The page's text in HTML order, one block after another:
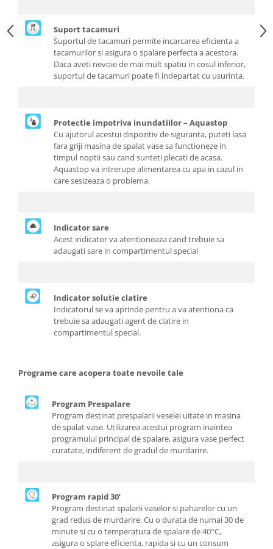
Suport tacamuri
Suportul de tacamuri permite incarcarea eficienta a
tacamurilor si asigura o spalare perfecta a acestora.
Daca aveti nevoie de mai mult spatiu in cosul inferior,
suportul de tacamuri poate fi indepartat cu usurinta.
Protectie impotriva inundatiilor – Aquastop
Cu ajutorul acestui dispozitiv de siguranta, puteti lasa
fara griji masina de spalat vase sa functioneze in
timpul noptii sau cand sunteti plecati de acasa.
Aquastop va intrerupe alimentarea cu apa in cazul in
care sesizeaza o problema.
Indicator sare
Acest indicator va atentioneaza cand trebuie sa
adaugati sare in compartimentul special
Indicator solutie clatire
Indicatorul se va aprinde pentru a va atentiona ca
trebuie sa adaugati agent de clatire in
compartimentul special.
Programe care acopera toate nevoile tale
Program Prespalare
Program destinat prespalarii veselei uitate in masina
de spalat vase. Utilizarea acestui program inaintea
programului principal de spalare, asigura vase perfect
curatate, indiferent de gradul de murdarire.
Program rapid 30’
Program destinat spalarii vaselor si paharelor cu un
grad redus de murdarire. Cu o durata de numai 30 de
minute si cu o temperatura de spalare de 40°C,
asigura o splare eficienta, rapida si cu un consum